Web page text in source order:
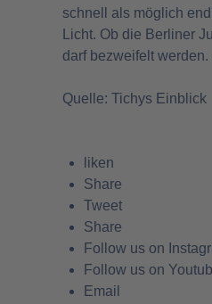
schnell als möglich
Licht. Ob die Berliner
darf bezweifelt werden.
Quelle: Tichys Einblick
liken
Share
Tweet
Share
Follow us on
Follow us on
Email